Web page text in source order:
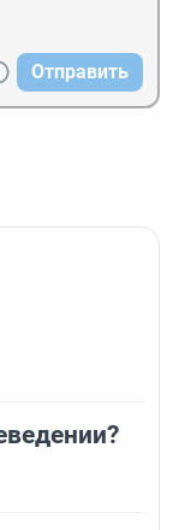
Отправить